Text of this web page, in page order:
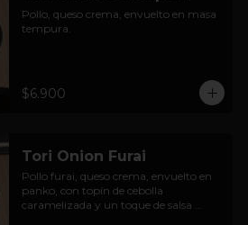
Pollo, queso crema, envuelto en masa
tempura.
$6.900
Tori Onion Furai
Pollo furai, queso crema, envuelto en
panko, con topín de cebolla
caramelizada y un toque de salsa